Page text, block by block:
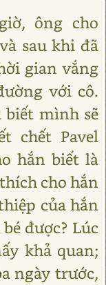
ông cho
sau khi đã
gian vắng
với cô.
biết mình sẽ
chết Pavel
hắn biết là
cho hắn
của hắn
được? Lúc
khả quan;
ngày trước,